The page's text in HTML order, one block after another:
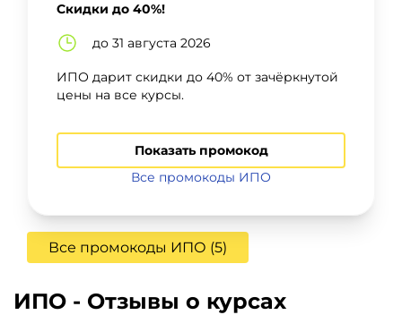
Скидки до 40%!
до 31 августа 2026
ИПО дарит скидки до 40% от зачёркнутой
цены на все курсы.
Показать промокод
Все промокоды ИПО
Все промокоды ИПО (5)
ИПО - Отзывы о курсах